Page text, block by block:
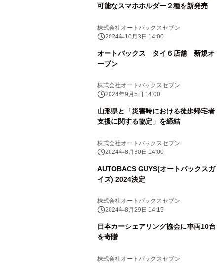
可能なスマホホルダー２種を新発売
株式会社オートバックスセブン
2024年10月3日 14:00
オートバックス タイ６店舗 新規オ
ープン
株式会社オートバックスセブン
2024年9月5日 14:00
山形県と「災害時における徒歩帰宅者
支援に関する協定」を締結
株式会社オートバックスセブン
2024年8月30日 14:00
AUTOBACS GUYS(オートバックスガ
イズ) 2024決定
株式会社オートバックスセブン
2024年8月29日 14:15
日本カーシェアリング協会に車両10台
を寄贈
株式会社オートバックスセブン